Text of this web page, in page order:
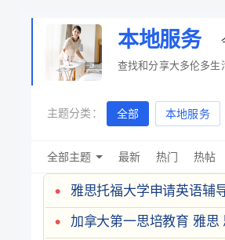
加
›
本地服务
查找和分享大多伦多生
主题分类： 全部 本地服务
全部主题 最新 热门 热帖
雅思托福大学申请英语
加拿大第一思培教育 雅